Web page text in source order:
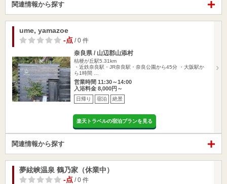
関連情報から探す
ume, yamazoe
-点 / 0 件
奈良県 / 山辺郡山添村
桔梗が丘駅5.31km
・近鉄奈良駅・JR奈良駅・奈良公園から45分 ・大阪駅か
ら1時間 …
営業時間 11:30～14:00
入浴料金 8,000円～
日帰り 宿泊 絶景
楽天トラベルの宿泊プランを見る
関連情報から探す
夢絃峡温泉 鶴乃家（休業中）
-点 / 0 件